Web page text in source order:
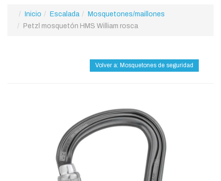
Inicio Escalada
Mosquetones/maillones
Petzl mosquetón HMS William rosca
Volver a: Mosquetones de seguridad